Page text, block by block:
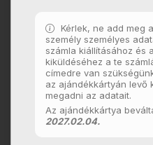
Kérlek, ne add meg
személy személyes
számla kiállításához és
kiküldéséhez a te
címedre van
az ajándékkártyán levő
megadni az adatait.
Az ajándékkártya
2027.02.04.